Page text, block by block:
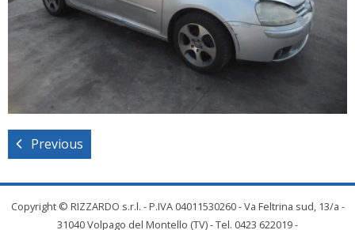
Previous
Copyright © RIZZARDO s.r.l. - P.IVA 04011530260 - Va Feltrina sud, 13/a -
31040 Volpago del Montello (TV) - Tel. 0423 622019 -